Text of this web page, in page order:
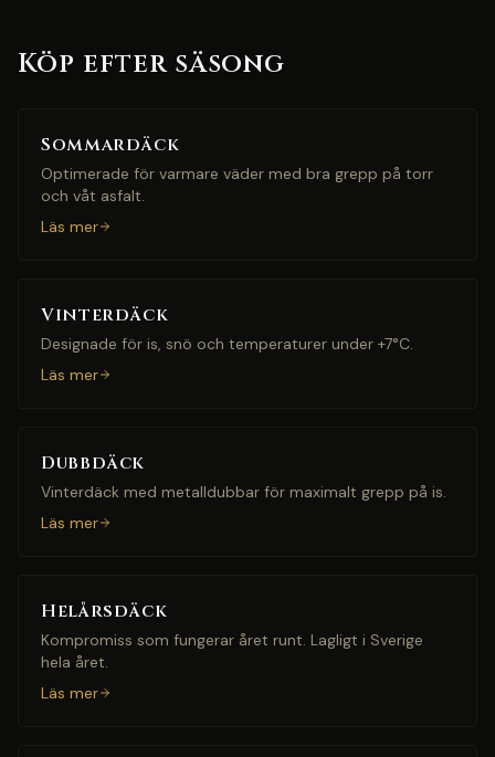
Köp efter säsong
Sommardäck
Optimerade för varmare väder med bra grepp på torr
och våt asfalt.
Läs mer
Vinterdäck
Designade för is, snö och temperaturer under +7°C.
Läs mer
Dubbdäck
Vinterdäck med metalldubbar för maximalt grepp på is.
Läs mer
Helårsdäck
Kompromiss som fungerar året runt. Lagligt i Sverige
hela året.
Läs mer